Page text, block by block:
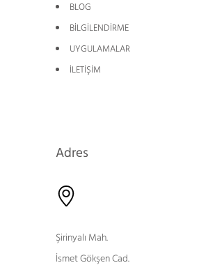
BLOG
BİLGİLENDİRME
UYGULAMALAR
İLETİŞİM
Adres
Şirinyalı Mah.
İsmet Gökşen Cad.